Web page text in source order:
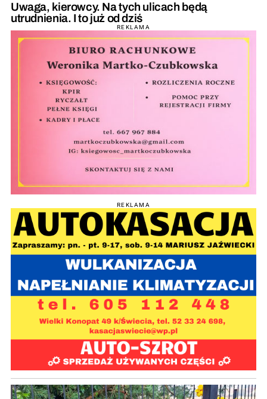
Uwaga, kierowcy. Na tych ulicach będą
utrudnienia. I to już od dziś
REKLAMA
REKLAMA